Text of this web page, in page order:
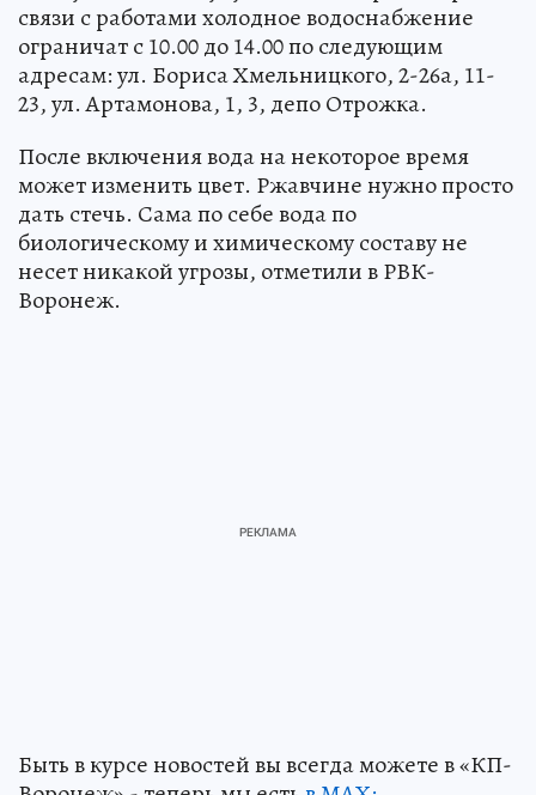
связи с работами холодное водоснабжение
ограничат с 10.00 до 14.00 по следующим
адресам: ул. Бориса Хмельницкого, 2-26а, 11-
23, ул. Артамонова, 1, 3, депо Отрожка.
После включения вода на некоторое время
может изменить цвет. Ржавчине нужно просто
дать стечь. Сама по себе вода по
биологическому и химическому составу не
несет никакой угрозы, отметили в РВК-
Воронеж.
Быть в курсе новостей вы всегда можете в «КП-